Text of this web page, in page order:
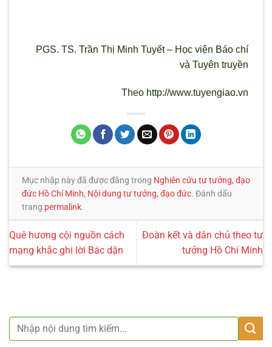
PGS. TS. Trần Thị Minh Tuyết – Học viện Báo chí
và Tuyên truyền
Theo http://www.tuyengiao.vn
Mục nhập này đã được đăng trong Nghiên cứu tư tưởng, đạo
đức Hồ Chí Minh, Nội dung tư tưởng, đạo đức. Đánh dấu
trang permalink.
Quê hương cội nguồn cách
mạng khắc ghi lời Bác dặn
Đoàn kết và dân chủ theo tư
tưởng Hồ Chí Minh